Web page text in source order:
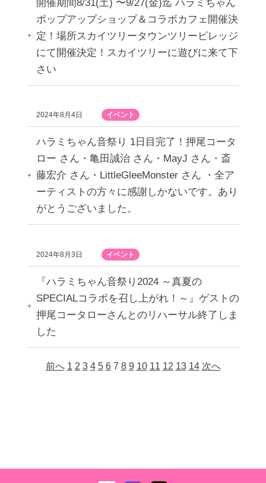
開催期間8/31(土) 〜9/27(金)迄 ハラミちゃん
ポップアップショップ＆コラボカフェ開催決
定！場所スカイツリータウンツリービレッジ
にて開催決定！スカイツリーに遊びに来て下
さい
2024年8月4日 イベント
ハラミちゃん音祭り 1日目完了！押尾コータ
ロー さん・亀田誠治 さん・MayJ さん・斎
藤宏介 さん・LittleGleeMonster さん ・全ア
ーティストの方々に感謝しかないです。あり
がとうございました。
2024年8月3日 イベント
『ハラミちゃん音祭り2024 ～真夏の
SPECIALコラボを召し上がれ！～』ゲストの
押尾コータローさんとのリハーサル終了しま
した
前へ 1 2 3 4 5 6 7 8 9 10 11 12 13 14 次へ